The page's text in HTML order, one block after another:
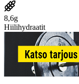
8,6g
Hiilihydraatit